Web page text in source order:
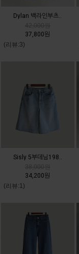
Dylan 백라인부츠..
37,800원
(리뷰:3)
Sisly 5부데님198..
34,200원
(리뷰:1)